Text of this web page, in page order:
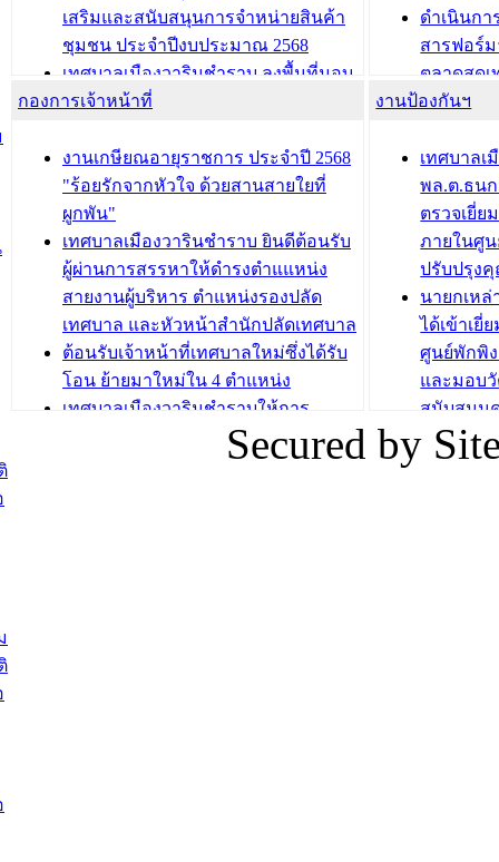
บทความ อื่นๆ ... บทความ อื่นๆ ...
เสริมและสนับสนุนการจำหน่ายสินค้า
ชุมชน ประจำปีงบประมาณ 2568
เทศบาลเมืองวารินชำราบ ลงพื้นที่มอบ
น้ำดื่มแก่ผู้พักอาศัย ณ ศูนย์พักพิง
กองสวัสดิการสังคม เทศบาลเมือง
วารินชำราบ จัดโครงการอบรมอาชีพ
ระยะสั้น ประจำปี 2568 (หลักสูตรการ
ถักทอผลิตภัณฑ์จากถุงพลาสติก)
บทความ อื่นๆ ...
ดำเนินกา
สารฟอร์
ตลาดสดเ
วารินชำร
ถนนแก่เ
เด็กเล็ก
เทศบาลเ
ปรึกษาห
วัยของอ
บทความ อื่นๆ ...
กองการเจ้าหน้าที่
งานเกษียณอายุราชการ ประจำปี 2568
"ร้อยรักจากหัวใจ ด้วยสานสายใยที่
ผูกพัน"
เทศบาลเมืองวารินชำราบ ยินดีต้อนรับ
ผู้ผ่านการสรรหาให้ดำรงตำแแหน่ง
สายงานผู้บริหาร ตำแหน่งรองปลัด
เทศบาล และหัวหน้าสำนักปลัดเทศบาล
ต้อนรับเจ้าหน้าที่เทศบาลใหม่ซึ่งได้รับ
โอน ย้ายมาใหม่ใน 4 ตำแหน่ง
เทศบาลเมืองวารินชำราบให้การ
ต้อนรับพนักงานเทศบาลผู้ผ่านการ
สรรหาให้ดำรงตำแหน่งสายงานผู้
งานป้องกันฯ
เทศบาลเ
พล.ต.ธน
ตรวจเยี่ย
ภายในศู
ปรับปรุง
นายกเห
ได้เข้าเยี่
ศูนย์พักพิ
และมอบ
สนับสนุน
ภัยน้ำท่วม
ภาพบรร
Secured by